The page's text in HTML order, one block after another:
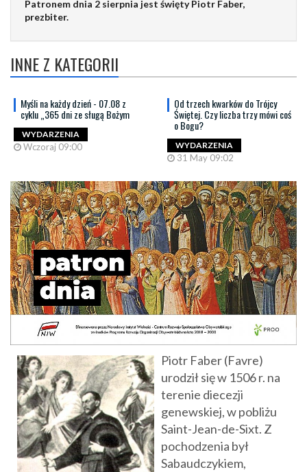
Patronem dnia 2 sierpnia jest święty Piotr Faber,
prezbiter.
INNE Z KATEGORII
Myśli na każdy dzień - 07.08 z
cyklu „365 dni ze sługą Bożym
WYDARZENIA
Wczoraj 09:00
Od trzech kwarków do Trójcy
Świętej. Czy liczba trzy mówi coś
o Bogu?
WYDARZENIA
31 May 09:02
Piotr Faber (Favre)
urodził się w 1506 r. na
terenie diecezji
genewskiej, w pobliżu
Saint-Jean-de-Sixt. Z
pochodzenia był
Sabaudczykiem,